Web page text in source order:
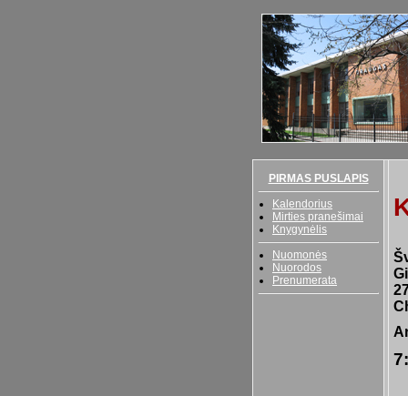
PIRMAS PUSLAPIS
Kalendorius
Mirties pranešimai
Knygynėlis
Nuomonės
Nuorodos
Prenumerata